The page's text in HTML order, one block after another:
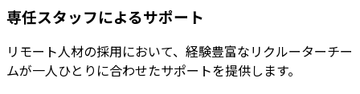
専任スタッフによるサポート
リモート人材の採用において、経験豊富なリクルーターチー
ムが一人ひとりに合わせたサポートを提供します。